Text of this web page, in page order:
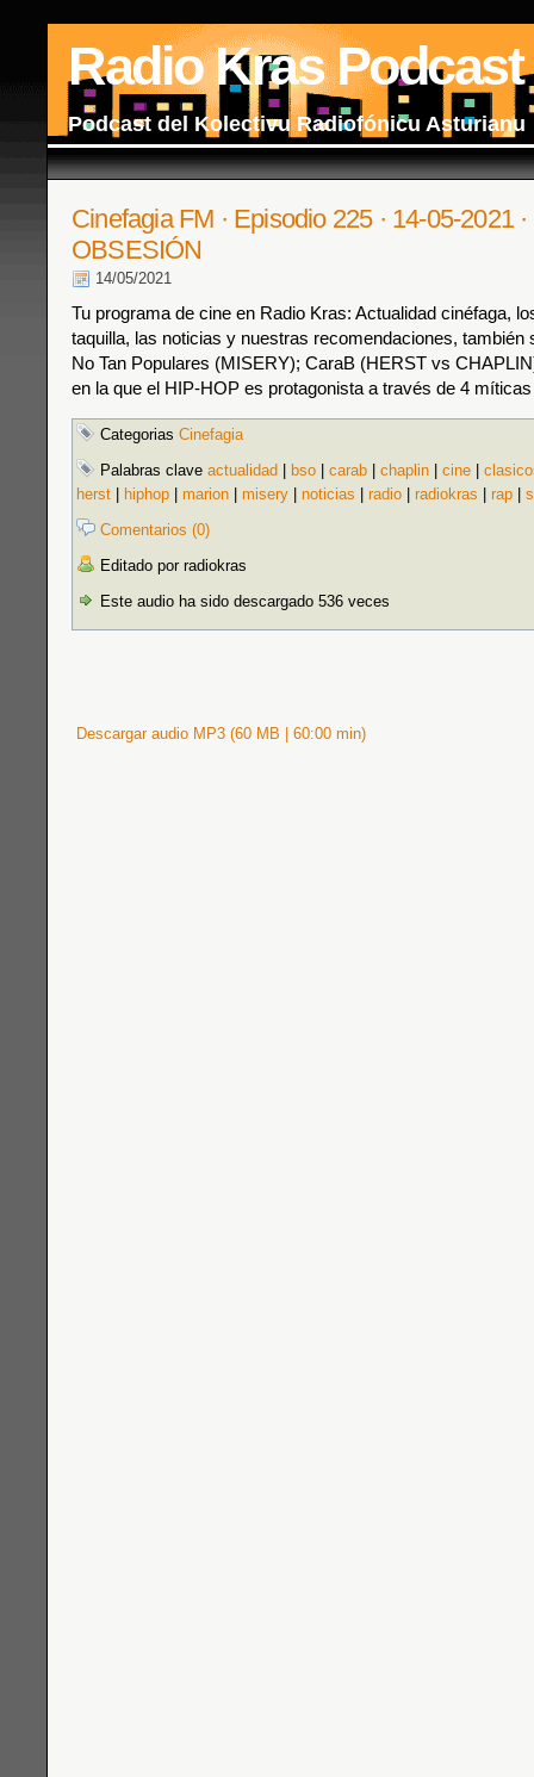
Radio Kras Podcast
Podcast del Kolectivu Radiofónicu Asturianu
Cinefagia FM · Episodio 225 · 14-05-2021 ·
OBSESIÓN
14/05/2021
Tu programa de cine en Radio Kras: Actualidad cinéfaga,
taquilla, las noticias y nuestras recomendaciones, también
No Tan Populares (MISERY); CaraB (HERST vs
en la que el HIP-HOP es protagonista a través de 4
Categorias Cinefagia
Palabras clave actualidad bso carab chaplin cine
herst
hiphop marion misery noticias radio radiokras rap
Comentarios (0)
Editado por radiokras
Este audio ha sido descargado 536 veces
Descargar audio MP3 (60 MB | 60:00 min)